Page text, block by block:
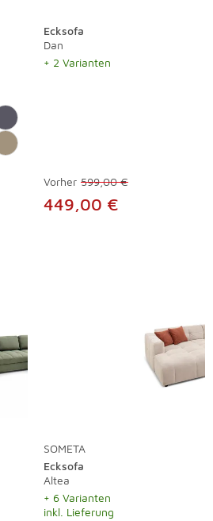
Ecksofa
Dan
+ 2 Varianten
Vorher 599,00 €
449,00 €
SOMETA
Ecksofa
Altea
+ 6 Varianten
inkl. Lieferung